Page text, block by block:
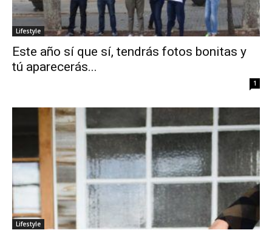
Lifestyle
Este año sí que sí, tendrás fotos bonitas y
tú aparecerás...
1
Lifestyle